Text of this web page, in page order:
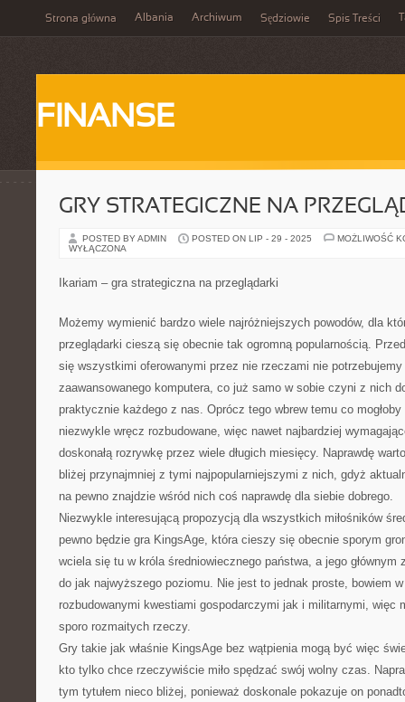
Strona główna Albania Archiwum Sędziowie Spis Treści
FINANSE
GRY STRATEGICZNE NA
POSTED BY ADMIN POSTED ON LIP - 29 - 2025
MOŻLIWOŚĆ
WYŁĄCZONA
Ikariam – gra strategiczna na przeglądarki
Możemy wymienić bardzo wiele najróżniejszych powodów, dla
przeglądarki cieszą się obecnie tak ogromną popularnością.
się wszystkimi oferowanymi przez nie rzeczami nie
zaawansowanego komputera, co już samo w sobie czyni z nich
praktycznie każdego z nas. Oprócz tego wbrew temu co
niezwykle wręcz rozbudowane, więc nawet najbardziej
doskonałą rozrywkę przez wiele długich miesięcy. Naprawdę
bliżej przynajmniej z tymi najpopularniejszymi z nich, gdyż
na pewno znajdzie wśród nich coś naprawdę dla siebie dobrego.
Niezwykle interesującą propozycją dla wszystkich miłośników
pewno będzie gra KingsAge, która cieszy się obecnie sporym
wciela się tu w króla średniowiecznego państwa, a jego głównym
do jak najwyższego poziomu. Nie jest to jednak proste, bowiem
rozbudowanymi kwestiami gospodarczymi jak i militarnymi, więc
sporo rozmaitych rzeczy.
Gry takie jak właśnie KingsAge bez wątpienia mogą być więc
kto tylko chce rzeczywiście miło spędzać swój wolny czas.
tym tytułem nieco bliżej, ponieważ doskonale pokazuje on